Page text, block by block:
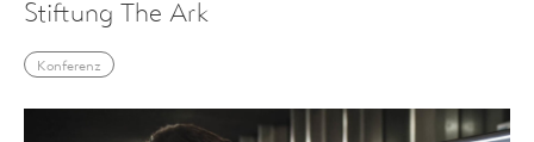
Stiftung The Ark
Konferenz